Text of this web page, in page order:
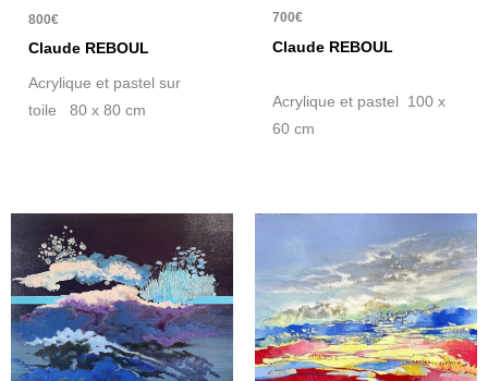
800€
Claude REBOUL
Acrylique et pastel sur
toile 80 x 80 cm
700€
Claude REBOUL
Acrylique et pastel 100 x
60 cm